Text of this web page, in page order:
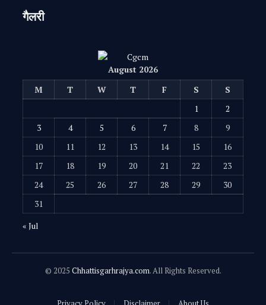
गैलरी
August 2026
M
T W T F S
S
1
2
3
4 5 6 7 8
9
10
11 12 13 14 15
16
17
18 19 20 21 22
23
24
25 26 27 28 29
30
31
« Jul
© 2025 Chhattisgarhrajya.com. All Rights Reserved.